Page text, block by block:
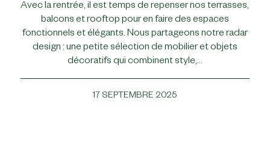
Avec la rentrée, il est temps de repenser nos terrasses,
balcons et rooftop pour en faire des espaces
fonctionnels et élégants. Nous partageons notre radar
design : une petite sélection de mobilier et objets
décoratifs qui combinent style,…
17 SEPTEMBRE 2025